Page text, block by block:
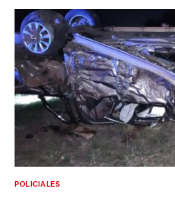
POLICIALES